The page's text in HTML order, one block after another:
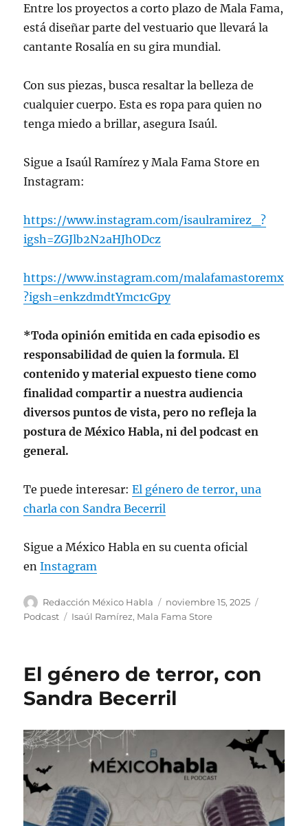
Entre los proyectos a corto plazo de Mala Fama,
está diseñar parte del vestuario que llevará la
cantante Rosalía en su gira mundial.
Con sus piezas, busca resaltar la belleza de
cualquier cuerpo. Esta es ropa para quien no
tenga miedo a brillar, asegura Isaúl.
Sigue a Isaúl Ramírez y Mala Fama Store en
Instagram:
https://www.instagram.com/isaulramirez_?
igsh=ZGJlb2N2aHJhODcz
https://www.instagram.com/malafamastoremx
?igsh=enkzdmdtYmc1cGpy
*Toda opinión emitida en cada episodio es
responsabilidad de quien la formula. El
contenido y material expuesto tiene como
finalidad compartir a nuestra audiencia
diversos puntos de vista, pero no refleja la
postura de México Habla, ni del podcast en
general.
Te puede interesar:El género de terror, una
charla con Sandra Becerril
Sigue a México Habla en su cuenta oficial
enInstagram
A
u
Redacción México Habla
P
u
c
a
e
noviembre 15, 2025
s
Podcast
E
u
s
Isaúl Ramírez, Mala Fama Store
El género de terror, con
Sandra Becerril